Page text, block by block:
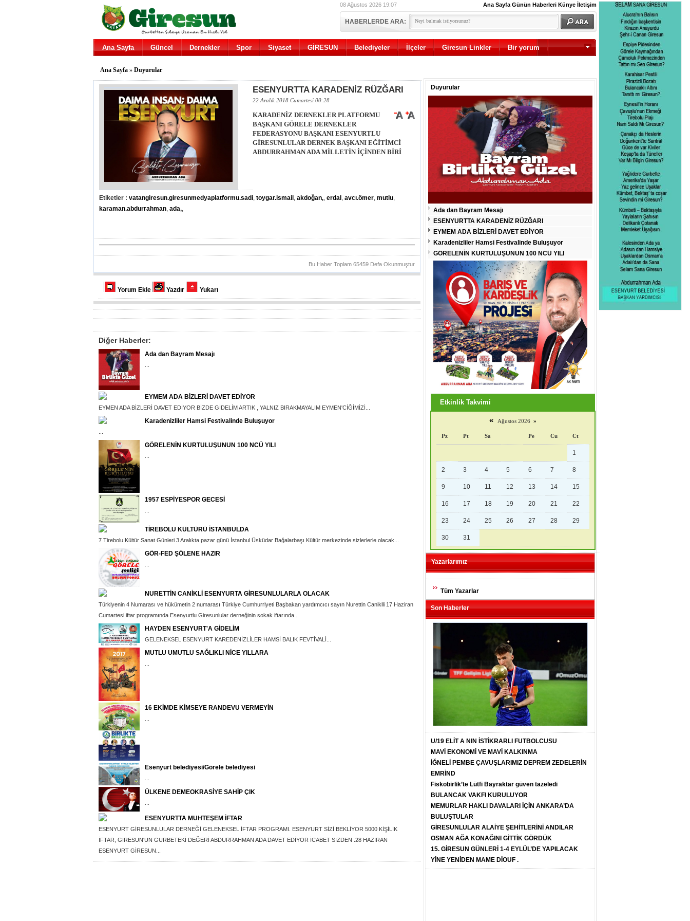
08 Ağustos 2026 19:07 Ana Sayfa Günün Haberleri Künye İletişim
HABERLERDE ARA:
Ana Sayfa Güncel Dernekler Spor Siyaset GİRESUN Belediyeler İlçeler Giresun Linkler Bir yorum
Ana Sayfa » Duyurular
ESENYURTTA KARADENİZ RÜZĞARI
22 Aralık 2018 Cumartesi 00:28
KARADENİZ DERNEKLER PLATFORMU
BAŞKANI GÖRELE DERNEKLER
FEDERASYONU BAŞKANI ESENYURTLU
GİRESUNLULAR DERNEK BAŞKANI EĞİTİMCİ
ABDURRAHMAN ADA MİLLETİN İÇİNDEN BİRİ
Etiketler : vatangiresun.giresunmedyaplatformu.sadi, toygar.ismail , akdoğan,, erdal , avcı.ömer, mutlu,
karaman.abdurrahman, ada,,
Bu Haber Toplam 65459 Defa Okunmuştur
Yorum Ekle Yazdır Yukarı
Diğer Haberler:
Ada dan Bayram Mesajı
EYMEM ADA BİZLERİ DAVET EDİYOR
EYMEN ADA BİZLERİ DAVET EDİYOR BİZDE GİDELİM ARTIK , YALNIZ BIRAKMAYALIM EYMEN'CİĞİMİZİ...
Karadenizliler Hamsi Festivalinde Buluşuyor
GÖRELENİN KURTULUŞUNUN 100 NCÜ YILI
1957 ESPİYESPOR GECESİ
TİREBOLU KÜLTÜRÜ İSTANBULDA
7 Tirebolu Kültür Sanat Günleri 3 Aralıkta pazar günü İstanbul Üsküdar Bağalarbaşı Kültür merkezinde sizlerlerle olacak...
GÖR-FED ŞÖLENE HAZIR
NURETTİN CANİKLİ ESENYURTA GİRESUNLULARLA OLACAK
Türkiyenin 4 Numarası ve hükümetin 2 numarası Türkiye Cumhurriyeti Başbakan yardımcıcı sayın Nurettin Caniklli 17 Haziran
Cumartesi iftar programında Esenyurtlu Giresunlular derneğinin sokak iftarında...
HAYDEN ESENYURT'A GİDELİM
GELENEKSEL ESENYURT KAREDENİZLİLER HAMSİ BALIK FEVTİVALİ...
MUTLU UMUTLU SAĞLIKLI NİCE YILLARA
16 EKİMDE KİMSEYE RANDEVU VERMEYİN
Esenyurt belediyesi/Görele belediyesi
ÜLKENE DEMEOKRASİYE SAHİP ÇIK
ESENYURTTA MUHTEŞEM İFTAR
ESENYURT GİRESUNLULAR DERNEĞİ GELENEKSEL İFTAR PROGRAMI. ESENYURT SİZİ BEKLİYOR 5000 KİŞİLİK
İFTAR, GİRESUN'UN GURBETEKİ DEĞERİ ABDURRAHMAN ADA DAVET EDİYOR İCABET SİZDEN .28 HAZİRAN
ESENYURT GİRESUN...
Duyurular
Ada dan Bayram Mesajı
ESENYURTTA KARADENİZ RÜZĞARI
EYMEM ADA BİZLERİ DAVET EDİYOR
Karadenizliler Hamsi Festivalinde Buluşuyor
GÖRELENİN KURTULUŞUNUN 100 NCÜ YILI
Etkinlik Takvimi
« Ağustos 2026 »
Pz Pt Sa Pe Cu Ct
1
2 3 4 5 6 7 8
9 10 11 12 13 14 15
16 17 18 19 20 21 22
23 24 25 26 27 28 29
30 31
Yazarlarımız
Tüm Yazarlar
Son Haberler
U/19 ELİT A NIN İSTİKRARLI FUTBOLCUSU
MAVİ EKONOMİ VE MAVİ KALKINMA
İĞNELİ PEMBE ÇAVUŞLARIMIZ DEPREM ZEDELERİN
EMRİND
Fiskobirlik’te Lütfi Bayraktar güven tazeledi
BULANCAK VAKFI KURULUYOR
MEMURLAR HAKLI DAVALARI İÇİN ANKARA’DA
BULUŞTULAR
GİRESUNLULAR ALAİYE ŞEHİTLERİNİ ANDILAR
OSMAN AĞA KONAĞINI GİTTİK GÖRDÜK
15. GİRESUN GÜNLERİ 1-4 EYLÜL’DE YAPILACAK
YİNE YENİDEN MAME DİOUF .